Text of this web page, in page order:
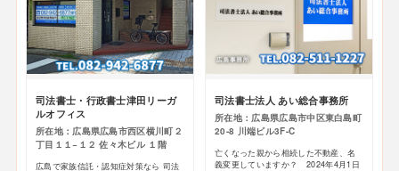
司法書士・行政書士津田リーガ
ルオフィス
所在地：広島県広島市西区横川町２
丁目１１−１２ 佐々木ビル １階
広島で家族信託・認知症対策なら 司法
司法書士法人 あい総合事務所
所在地：広島県広島市中区東白島町
20-8 川端ビル3F-C
亡くなった親から相続した不動産、名
義変更していますか？ 2024年4月1日